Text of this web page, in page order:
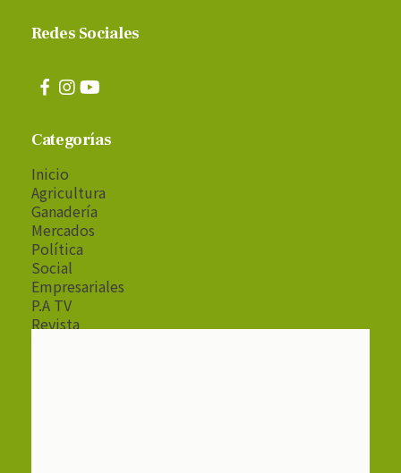
Redes Sociales
Categorías
Inicio
Agricultura
Ganadería
Mercados
Política
Social
Empresariales
P.A TV
Revista